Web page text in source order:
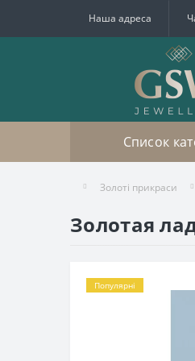
Наша адреса
Список
Золоті прикраси
Золотая
Популярні